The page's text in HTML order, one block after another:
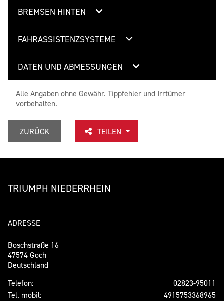
BREMSEN HINTEN
FAHRASSISTENZSYSTEME
DATEN UND ABMESSUNGEN
Alle Angaben ohne Gewähr. Tippfehler und Irrtümer
vorbehalten.
ZURÜCK TEILEN
TRIUMPH NIEDERRHEIN
ADRESSE
Boschstraße 16
47574 Goch
Deutschland
Telefon:
02823-95011
Tel. mobil:
4915753368965